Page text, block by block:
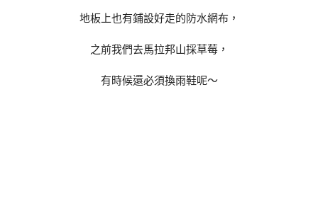
地板上也有鋪設好走的防水網布，
之前我們去馬拉邦山採草莓，
有時候還必須換雨鞋呢～